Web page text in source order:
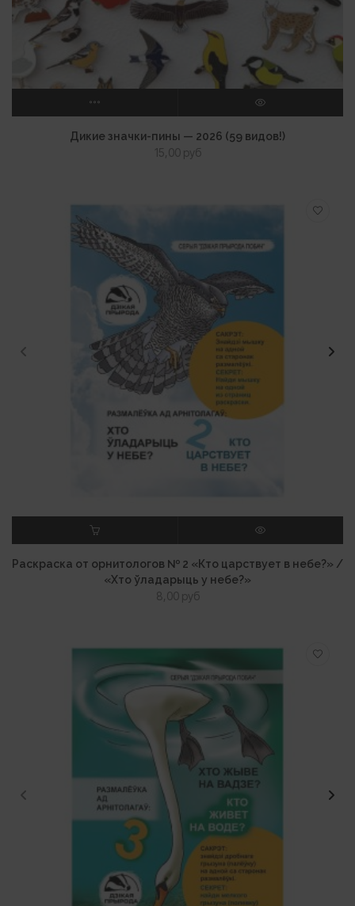
ВЫБЕРИТЕ ПАРАМЕТРЫ ПРОСМОТР
Дикие значки-пины — 2026 (59 видов!)
15,00 руб
Раскраска от орнитологов № 2 «Кто царствует в небе?» /
«Хто ўладарыць у небе?»
8,00 руб